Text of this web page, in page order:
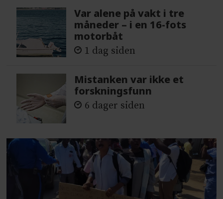
Var alene på vakt i tre
måneder – i en 16-fots
motorbåt
1 dag siden
Mistanken var ikke et
forskningsfunn
6 dager siden